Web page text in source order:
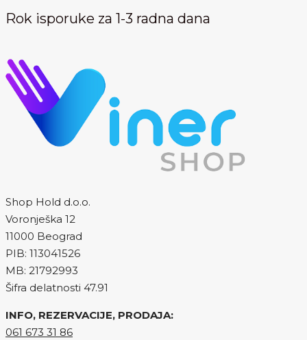
Rok isporuke za 1-3 radna dana
Shop Hold d.o.o.
Voronješka 12
11000 Beograd
PIB: 113041526
MB: 21792993
Šifra delatnosti 47.91
INFO, REZERVACIJE, PRODAJA:
061 673 31 86